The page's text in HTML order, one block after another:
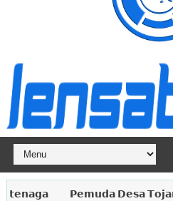
𝗣𝗲𝗺𝘂𝗱𝗮 𝗗𝗲𝘀𝗮 𝗧𝗼𝗷𝗮𝗻